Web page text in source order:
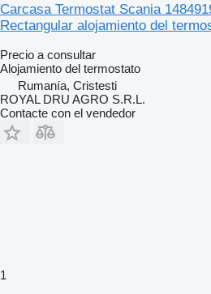
Carcasa Termostat Scania
Rectangular alojamiento del
Precio a consultar
Alojamiento del termostato
Rumanía, Cristesti
ROYAL DRU AGRO S.R.L.
Contacte con el vendedor
1